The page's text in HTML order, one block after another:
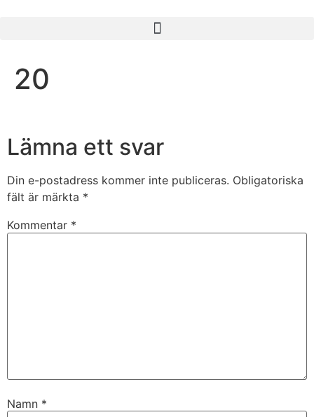
20
Lämna ett svar
Din e-postadress kommer inte publiceras. Obligatoriska
fält är märkta *
Kommentar *
Namn *